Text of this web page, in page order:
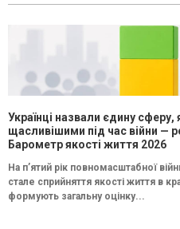
Українці назвали єдину сферу,
щасливішими під час війни —
Барометр якості життя 2026
На п’ятий рік повномасштабної
стале сприйняття якості життя в
формують загальну оцінку...